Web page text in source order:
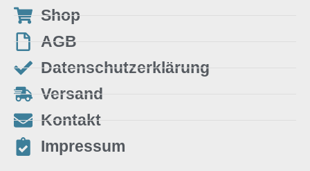
Shop
AGB
Datenschutzerklärung
Versand
Kontakt
Impressum